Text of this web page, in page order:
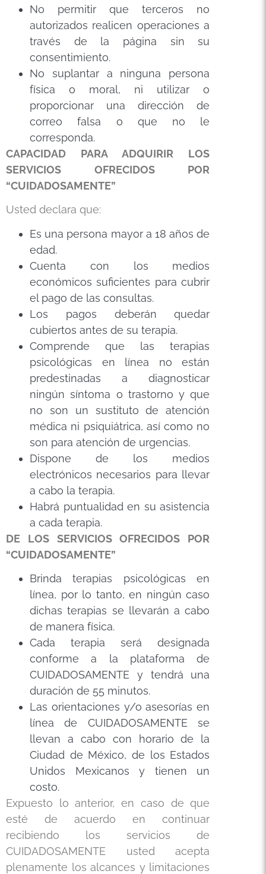
No permitir que terceros no
autorizados realicen operaciones a
través de la página sin su
consentimiento.
No suplantar a ninguna persona
física o moral, ni utilizar o
proporcionar una dirección de
correo falsa o que no le
corresponda.
CAPACIDAD PARA ADQUIRIR LOS
SERVICIOS OFRECIDOS POR
“CUIDADOSAMENTE”
Usted declara que:
Es una persona mayor a 18 años de
edad.
Cuenta con los medios
económicos suficientes para cubrir
el pago de las consultas.
Los pagos deberán quedar
cubiertos antes de su terapia.
Comprende que las terapias
psicológicas en línea no están
predestinadas a diagnosticar
ningún síntoma o trastorno y que
no son un sustituto de atención
médica ni psiquiátrica, así como no
son para atención de urgencias.
Dispone de los medios
electrónicos necesarios para llevar
a cabo la terapia.
Habrá puntualidad en su asistencia
a cada terapia.
DE LOS SERVICIOS OFRECIDOS POR
“CUIDADOSAMENTE”
Brinda terapias psicológicas en
línea, por lo tanto, en ningún caso
dichas terapias se llevarán a cabo
de manera física.
Cada terapia será designada
conforme a la plataforma de
CUIDADOSAMENTE y tendrá una
duración de 55 minutos.
Las orientaciones y/o asesorías en
línea de CUIDADOSAMENTE se
llevan a cabo con horario de la
Ciudad de México, de los Estados
Unidos Mexicanos y tienen un
costo.
Expuesto lo anterior, en caso de que
esté de acuerdo en continuar
recibiendo los servicios de
CUIDADOSAMENTE usted acepta
plenamente los alcances y limitaciones